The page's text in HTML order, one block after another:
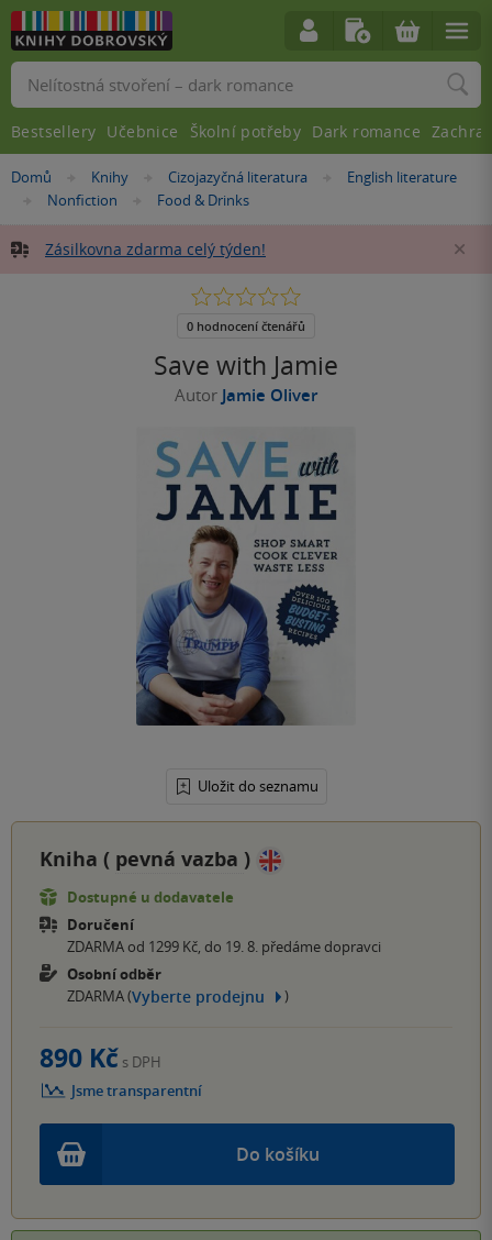
Nacházíte
Domů »Knihy »Cizojazyčná literatura »
English literature
»
Nonfiction »Food & Drinks
Zásilkovna zdarma celý týden!
Save with Jamie
Autor Jamie Oliver
Uložit do seznamu
0.0
5
0 hodnocení čtenářů
Kniha ( pevná vazba )
Dostupné u dodavatele
Doručení
ZDARMA od 1299 Kč, do 19. 8. předáme dopravci
Osobní odběr
ZDARMA (Vyberte prodejnu )
Do košíku
890 Kč s DPH
Jsme transparentní
Vyhledávání
Bestsellery Učebnice Školní potřeby Dark romance